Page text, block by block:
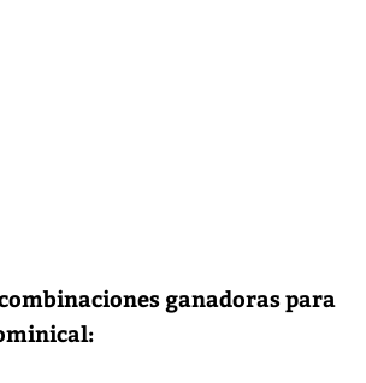
ganadoras para